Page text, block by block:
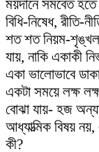
ময়দানে সমবেত
বিধি-নিষেধ,
শত শত নিয়ম-
যায়, নাকি একাকী
একা ভালোভাবে
একটা সময়ে লক্ষ
বোঝা যায়- হজ
আধ্যাত্মিক বিষয়
কী?